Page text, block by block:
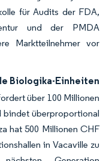
für Audits der FDA,
und der PMDA
Marktteilnehmer vor
Biologika-Einheiten
über 100 Millionen
bindet überproportional
hat 500 Millionen CHF
in Vacaville zu